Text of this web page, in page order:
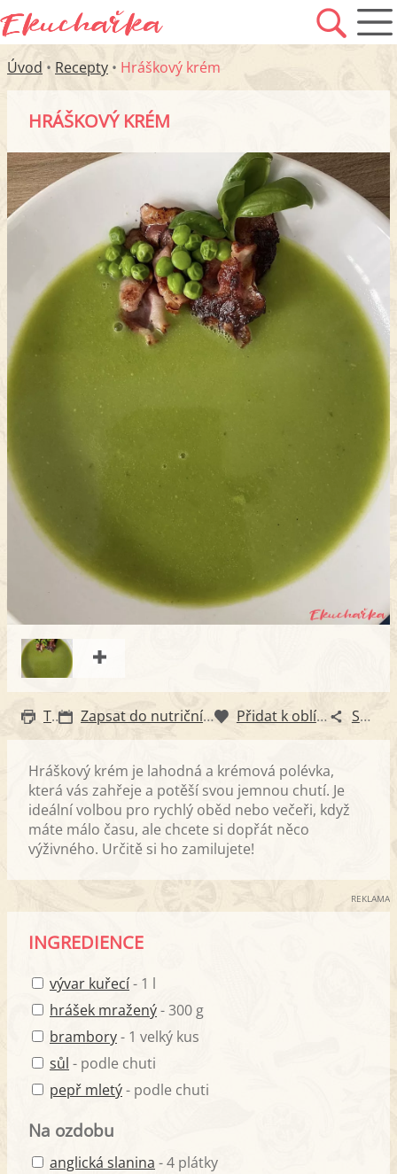
Úvod • Recepty • Hráškový krém
HRÁŠKOVÝ KRÉM
Tisk Zapsat do nutričního diáře Přidat k oblíbeným Sdílet
Hráškový krém je lahodná a krémová polévka,
která vás zahřeje a potěší svou jemnou chutí. Je
ideální volbou pro rychlý oběd nebo večeři, když
máte málo času, ale chcete si dopřát něco
výživného. Určitě si ho zamilujete!
REKLAMA
INGREDIENCE
vývar kuřecí- 1 l
hrášek mražený- 300 g
brambory- 1 velký kus
sůl - podle chuti
pepř mletý- podle chuti
Na ozdobu
anglická slanina - 4 plátky